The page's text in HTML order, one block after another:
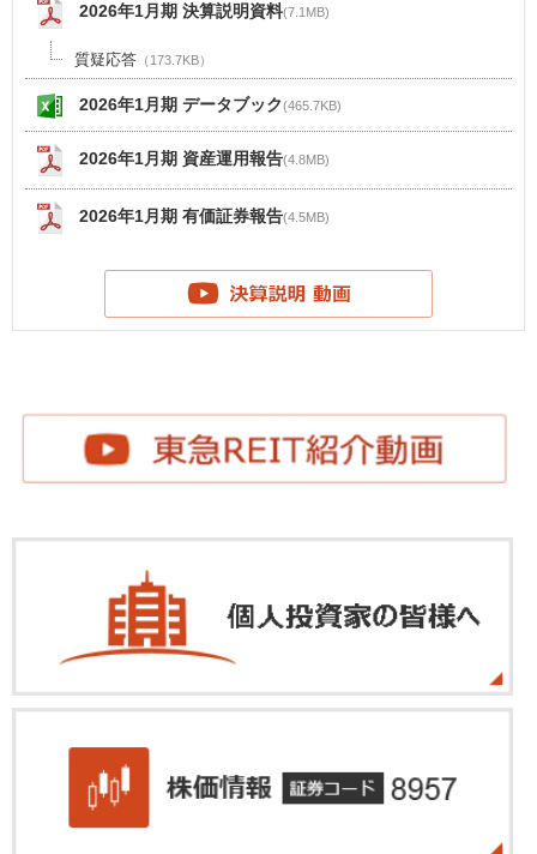
2026年1月期 決算説明資料(7.1MB)
質疑応答 （173.7KB）
2026年1月期 データブック(465.7KB)
2026年1月期 資産運用報告(4.8MB)
2026年1月期 有価証券報告(4.5MB)